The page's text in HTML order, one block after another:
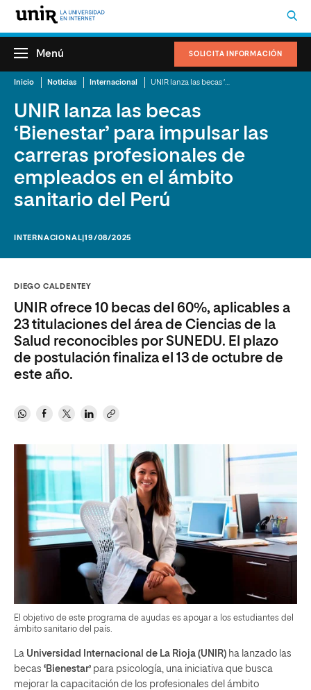
SOLICITA INFORMACIÓN
Menú
Inicio Noticias Internacional
UNIR lanza las becas
‘Bienestar’ para impulsar las
carreras profesionales de
empleados en el ámbito
sanitario del Perú
INTERNACIONAL |19/08/2025
DIEGO CALDENTEY
UNIR ofrece 10 becas del 60%, aplicables a
23 titulaciones del área de Ciencias de la
Salud reconocibles por SUNEDU. El plazo
de postulación finaliza el 13 de octubre de
este año.
El objetivo de este programa de ayudas es apoyar a los estudiantes del
ámbito sanitario del país.
La Universidad Internacional de La Rioja (UNIR) ha lanzado las
becas ‘Bienestar’ para psicología, una iniciativa que busca
mejorar la capacitación de los profesionales del ámbito